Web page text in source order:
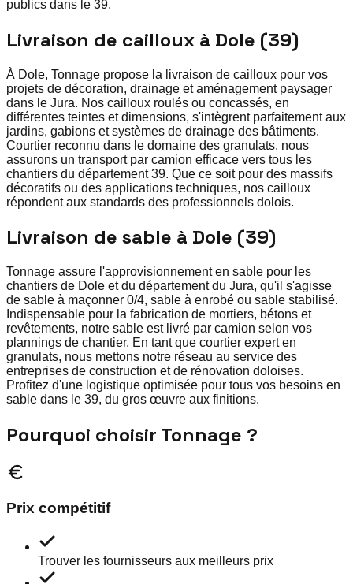
publics dans le 39.
Livraison de cailloux à Dole (39)
À Dole, Tonnage propose la livraison de cailloux pour vos
projets de décoration, drainage et aménagement paysager
dans le Jura. Nos cailloux roulés ou concassés, en
différentes teintes et dimensions, s'intègrent parfaitement aux
jardins, gabions et systèmes de drainage des bâtiments.
Courtier reconnu dans le domaine des granulats, nous
assurons un transport par camion efficace vers tous les
chantiers du département 39. Que ce soit pour des massifs
décoratifs ou des applications techniques, nos cailloux
répondent aux standards des professionnels dolois.
Livraison de sable à Dole (39)
Tonnage assure l'approvisionnement en sable pour les
chantiers de Dole et du département du Jura, qu'il s'agisse
de sable à maçonner 0/4, sable à enrobé ou sable stabilisé.
Indispensable pour la fabrication de mortiers, bétons et
revêtements, notre sable est livré par camion selon vos
plannings de chantier. En tant que courtier expert en
granulats, nous mettons notre réseau au service des
entreprises de construction et de rénovation doloises.
Profitez d'une logistique optimisée pour tous vos besoins en
sable dans le 39, du gros œuvre aux finitions.
Pourquoi choisir Tonnage ?
Prix compétitif
Trouver les fournisseurs aux meilleurs prix